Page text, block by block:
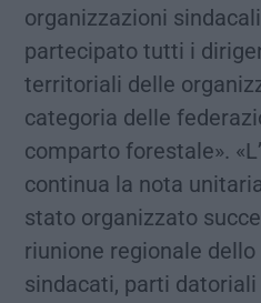
organizzazioni
partecipato tutti i
territoriali delle
categoria delle
comparto forestale».
continua la nota
stato organizzato
riunione regionale
sindacati, parti